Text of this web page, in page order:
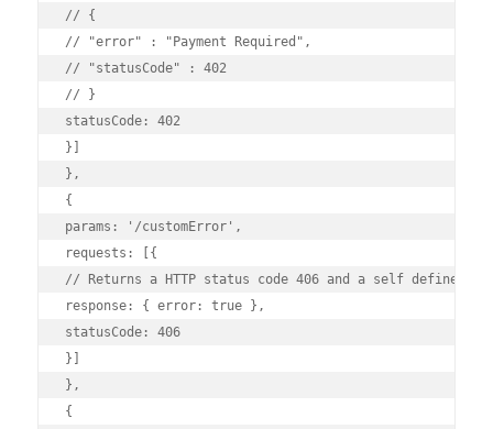
// {
// "error" : "Payment Required",
// "statusCode" : 402
// }
statusCode: 402
}]
},
{
params: '/customError',
requests: [{
// Returns a HTTP status code 406 and a self defined
response: { error: true },
statusCode: 406
}]
},
{